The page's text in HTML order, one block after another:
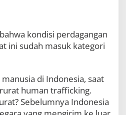
kondisi perdagangan
ini sudah masuk kategori
di Indonesia, saat
human trafficking.
Sebelumnya Indonesia